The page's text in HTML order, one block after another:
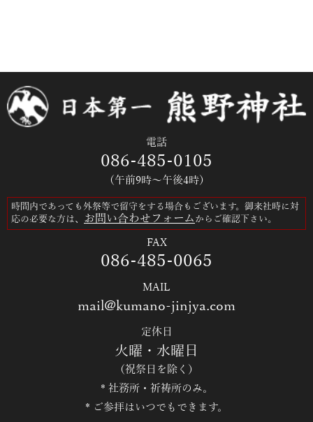
電話
086-485-0105
（午前9時～午後4時）
時間内であっても外祭等で留守をする場合もございます。御来社時に対
応の必要な方は、 お問い合わせフォーム からご確認下さい。
FAX
086-485-0065
MAIL
mail@kumano-jinjya.com
定休日
火曜・水曜日
（祝祭日を除く）
* 社務所・祈祷所のみ。
* ご参拝はいつでもできます。